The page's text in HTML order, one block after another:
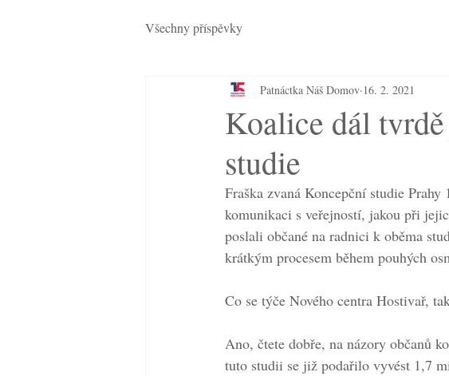
Všechny příspěvky
Koalice dál
studie
Patnáctka Náš Domov 16. 2. 2021
Fraška zvaná Koncepční studie
komunikaci s veřejností, jakou při
poslali občané na radnici k oběma
krátkým procesem během pouhých
Co se týče Nového centra Hostivař,
Ano, čtete dobře, na názory občanů
tuto studii se již podařilo vyvést 1,7